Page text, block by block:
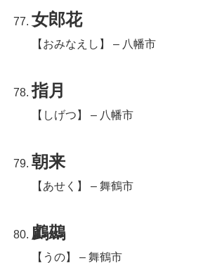
女郎花
【おみなえし】 – 八幡市
指月
【しげつ】 – 八幡市
朝来
【あせく】 – 舞鶴市
鸕鷀
【うの】 – 舞鶴市